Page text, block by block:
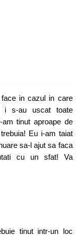
in cazul in care
i s-au uscat toate
tinut aproape de
Eu i-am taiat
sa-l ajut sa faca
cu un sfat! Va
tinut intr-un loc